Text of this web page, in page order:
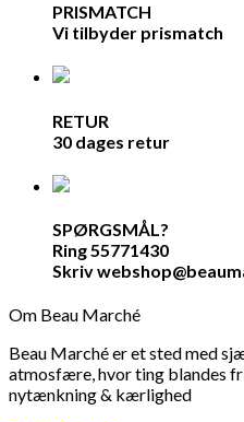
PRISMATCH
Vi tilbyder prismatch
RETUR
30 dages retur
SPØRGSMÅL?
Ring 55771430
Skriv
Om Beau Marché
Beau Marché er et sted med
atmosfære, hvor ting blandes
nytænkning & kærlighed